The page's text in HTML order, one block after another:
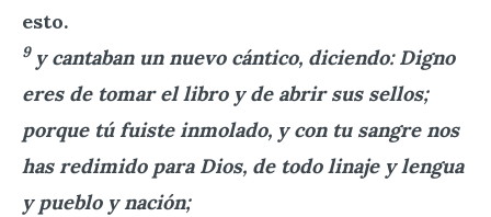
esto.
9 y cantaban un nuevo cántico, diciendo: Digno
eres de tomar el libro y de abrir sus sellos;
porque tú fuiste inmolado, y con tu sangre nos
has redimido para Dios, de todo linaje y lengua
y pueblo y nación;